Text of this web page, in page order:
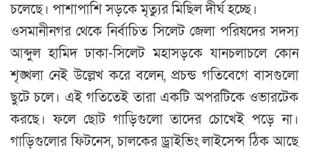
চলেছে। পাশাপাশি সড়কে মৃত্যুর মিছিল দীর্ঘ হচ্ছে।
ওসমানীনগর থেকে নির্বাচিত সিলেট জেলা পরিষদের সদস্য
আব্দুল হামিদ ঢাকা-সিলেট মহাসড়কে যানচলাচলে কোন
শৃঙ্খলা নেই উল্লেখ করে বলেন, প্রচন্ড গতিবেগে বাসগুলো
ছুটে চলে। এই গতিতেই তারা একটি অপরটিকে ওভারটেক
করছে। ফলে ছোট গাড়িগুলো তাদের চোখেই পড়ে না।
গাড়িগুলোর ফিটনেস, চালকের ড্রাইভিং লাইসেন্স ঠিক আছে